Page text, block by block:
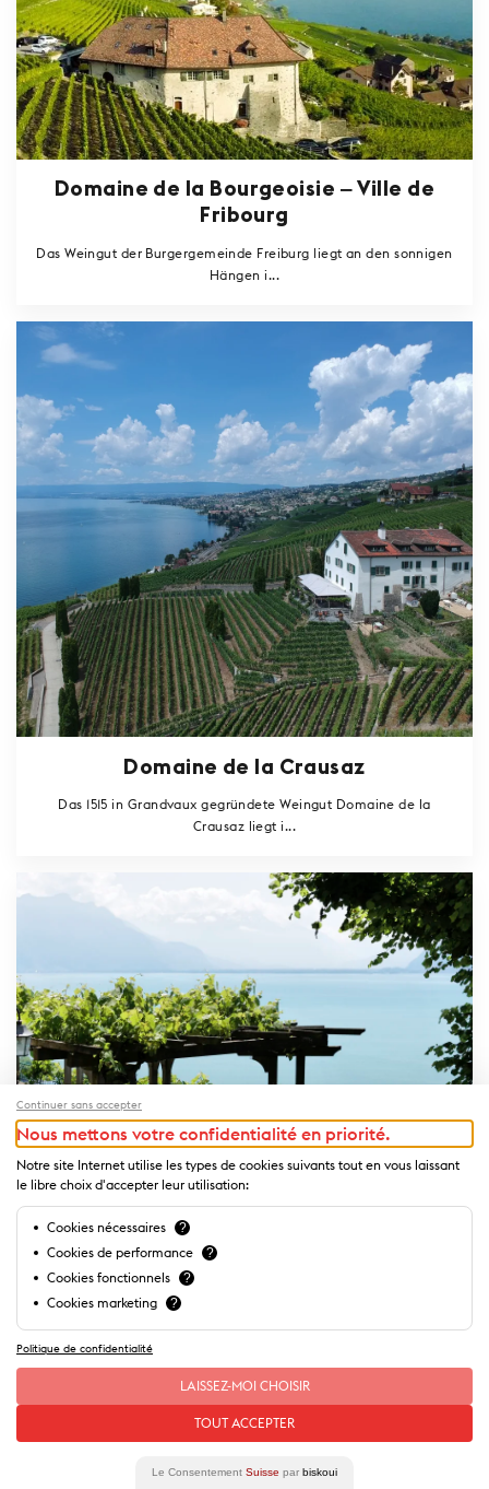
Domaine de la Bourgeoisie ‒ Ville de
Fribourg
Das Weingut der Burgergemeinde Freiburg liegt an den sonnigen
Hängen i...
Domaine de la Crausaz
Das 1515 in Grandvaux gegründete Weingut Domaine de la
Crausaz liegt i...
Eine herrliche Terrasse, auf der regionale Weine serviert werden
und d...
Continuer sans accepter
Nous mettons votre confidentialité en priorité.
Notre site Internet utilise les types de cookies suivants tout en vous laissant
le libre choix d'accepter leur utilisation:
Cookies nécessaires ?
Cookies de performance ?
Cookies fonctionnels ?
Cookies marketing ?
Politique de confidentialité
LAISSEZ-MOI CHOISIR
TOUT ACCEPTER
Le Consentement Suisse par biskoui